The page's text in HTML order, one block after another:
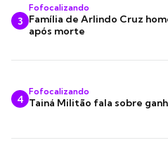
3
Fofocalizando
Família de Arlindo Cruz
após morte
4
Fofocalizando
Tainá Militão fala sobre